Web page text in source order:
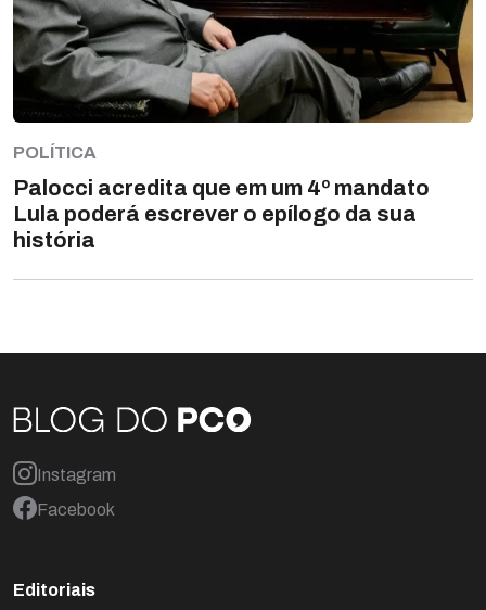
POLÍTICA
Palocci acredita que em um 4º mandato
Lula poderá escrever o epílogo da sua
história
Instagram
Facebook
Editoriais